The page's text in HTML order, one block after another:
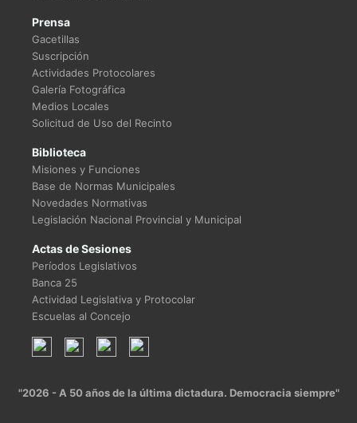
Prensa
Gacetillas
Suscripción
Actividades Protocolares
Galería Fotográfica
Medios Locales
Solicitud de Uso del Recinto
Biblioteca
Misiones y Funciones
Base de Normas Municipales
Novedades Normativas
Legislación Nacional Provincial y Municipal
Actas de Sesiones
Períodos Legislativos
Banca 25
Actividad Legislativa y Protocolar
Escuelas al Concejo
"2026 - A 50 años de la última dictadura. Democracia siempre"